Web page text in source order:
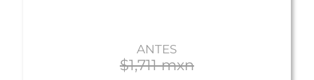
ANTES
$1,920 mxn